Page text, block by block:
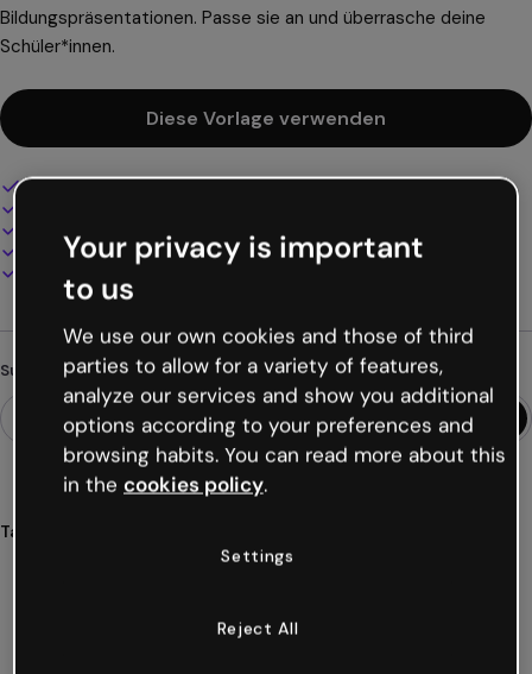
Bildungspräsentationen. Passe sie an und überrasche deine
Schüler*innen.
Diese Vorlage verwenden
Interaktives und animiertes Design
Online präsentieren, teilen oder veröffentlichen
Als PDF, MP4 und andere Formate herunterladen
Suchst du etwas anderes?
Tags
handgezeichnet
Your privacy is important
to us
We use our own cookies and those of third
parties to allow for a variety of features,
analyze our services and show you additional
options according to your preferences and
browsing habits. You can read more about this
in the cookies policy.
Settings
Reject All